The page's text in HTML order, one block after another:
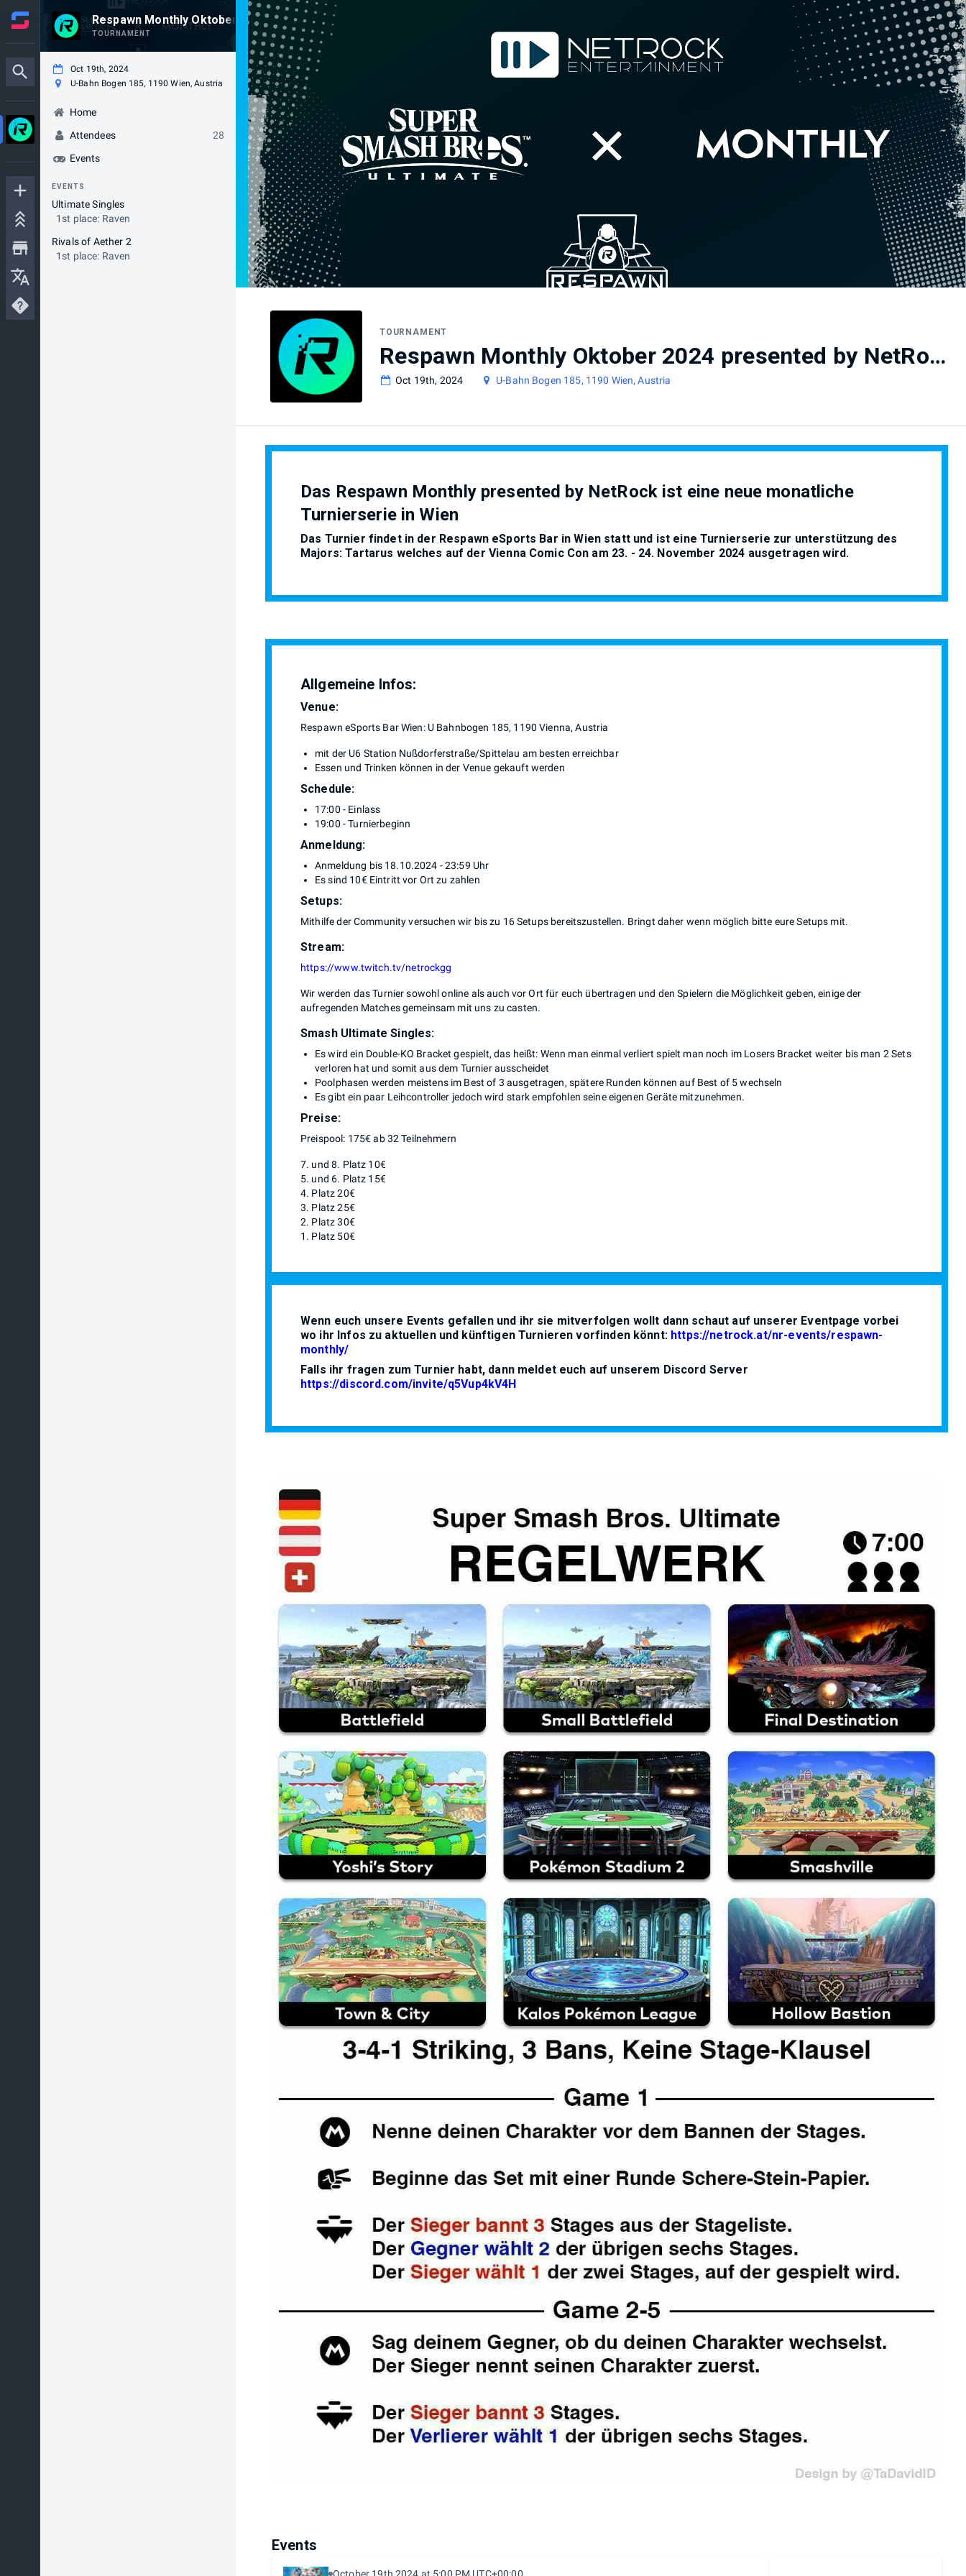
Respawn Monthly Oktober 2024 presented by NetRock
TOURNAMENT
Oct 19th, 2024
U-Bahn Bogen 185, 1190 Wien, Austria
Home
Attendees
28
Events
EVENTS
Ultimate Singles
1st place: Raven
Rivals of Aether 2
1st place: Raven
TOURNAMENT
Respawn Monthly Oktober 2024 presented by NetRock
Oct 19th, 2024 U-Bahn Bogen 185, 1190 Wien, Austria
Das Respawn Monthly presented by NetRock ist eine neue monatliche
Turnierserie in Wien
Das Turnier findet in der Respawn eSports Bar in Wien statt und ist eine Turnierserie zur unterstützung des
Majors: Tartarus welches auf der Vienna Comic Con am 23. - 24. November 2024 ausgetragen wird.
Allgemeine Infos:
Venue:
Respawn eSports Bar Wien: U Bahnbogen 185, 1190 Vienna, Austria
mit der U6 Station Nußdorferstraße/Spittelau am besten erreichbar
Essen und Trinken können in der Venue gekauft werden
Schedule:
17:00 - Einlass
19:00 - Turnierbeginn
Anmeldung:
Anmeldung bis 18.10.2024 - 23:59 Uhr
Es sind 10€ Eintritt vor Ort zu zahlen
Setups:
Mithilfe der Community versuchen wir bis zu 16 Setups bereitszustellen. Bringt daher wenn möglich bitte eure Setups mit.
Stream:
https://www.twitch.tv/netrockgg
Wir werden das Turnier sowohl online als auch vor Ort für euch übertragen und den Spielern die Möglichkeit geben, einige der
aufregenden Matches gemeinsam mit uns zu casten.
Smash Ultimate Singles:
Es wird ein Double-KO Bracket gespielt, das heißt: Wenn man einmal verliert spielt man noch im Losers Bracket weiter bis man 2 Sets
verloren hat und somit aus dem Turnier ausscheidet
Poolphasen werden meistens im Best of 3 ausgetragen, spätere Runden können auf Best of 5 wechseln
Es gibt ein paar Leihcontroller jedoch wird stark empfohlen seine eigenen Geräte mitzunehmen.
Preise:
Preispool: 175€ ab 32 Teilnehmern
7. und 8. Platz 10€
5. und 6. Platz 15€
4. Platz 20€
3. Platz 25€
2. Platz 30€
1. Platz 50€
Wenn euch unsere Events gefallen und ihr sie mitverfolgen wollt dann schaut auf unserer Eventpage vorbei
wo ihr Infos zu aktuellen und künftigen Turnieren vorfinden könnt: https://netrock.at/nr-events/respawn-
monthly/
Falls ihr fragen zum Turnier habt, dann meldet euch auf unserem Discord Server
https://discord.com/invite/q5Vup4kV4H
Events